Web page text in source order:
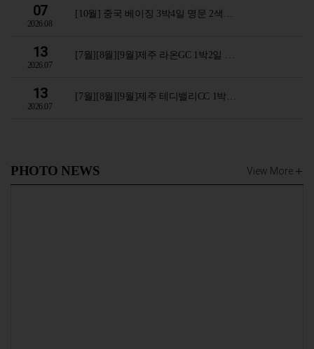
07
2026.08
[10월] 중국 베이징 3박4일 명문 2색…
13
2026.07
[7월][8월][9월]제주 라온GC 1박2일 …
13
2026.07
[7월][8월][9월]제주 테디밸리CC 1박…
PHOTO NEWS View More